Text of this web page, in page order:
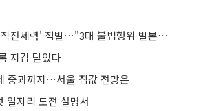
김동연, 집값담합 '작전세력' 적발…"3대 불법행위 발본색원하겠다"
지갑 닫았다
중과까지…서울 집값 전망은
일자리 도전 설명서